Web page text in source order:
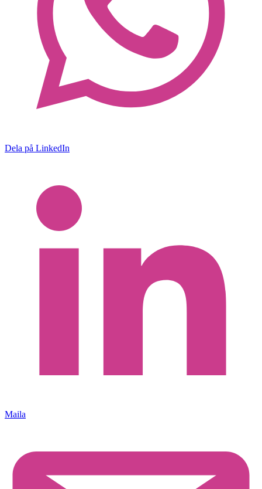
Dela på LinkedIn
Maila